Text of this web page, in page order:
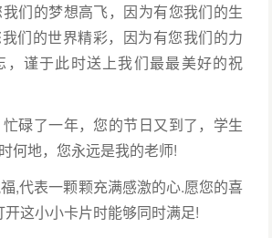
的梦想高飞，因为有您我们的生
们的世界精彩，因为有您我们的力
，谨于此时送上我们最最美好的祝
碌了一年，您的节日又到了，学生
何地，您永远是我的老师!
,代表一颗颗充满感激的心.愿您的喜
这小小卡片时能够同时满足!